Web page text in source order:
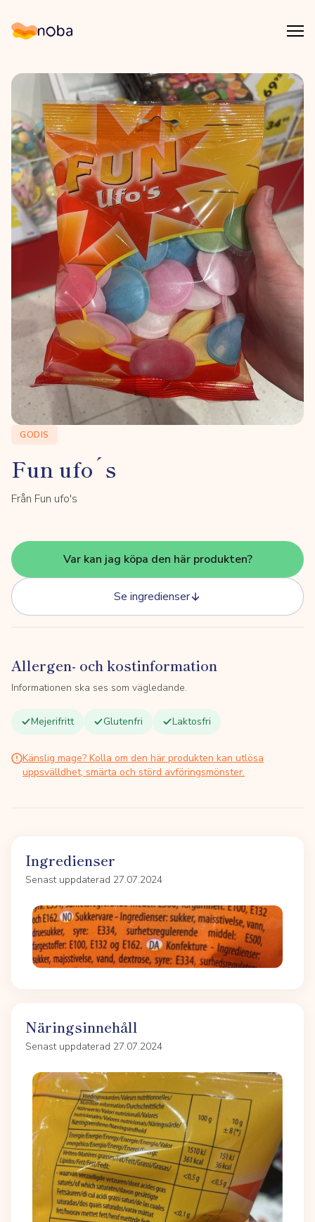
Noba
GODIS
Fun ufo´s
Från Fun ufo's
Var kan jag köpa den här produkten?
Se ingredienser
Allergen- och kostinformation
Informationen ska ses som vägledande.
Mejerifritt Glutenfri Laktosfri
Känslig mage? Kolla om den här produkten kan utlösa
uppsvälldhet, smärta och störd avföringsmönster.
Ingredienser
Senast uppdaterad 27.07.2024
Näringsinnehåll
Senast uppdaterad 27.07.2024